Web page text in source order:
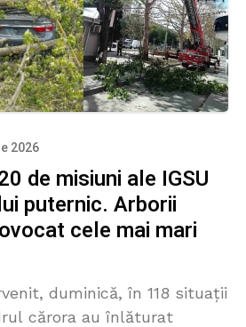
2026
de misiuni ale IGSU
puternic. Arborii
cele mai mari
duminică, în 118 situații
cărora au înlăturat